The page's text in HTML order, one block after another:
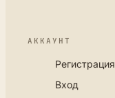
АККАУНТ
Регистрация
Вход